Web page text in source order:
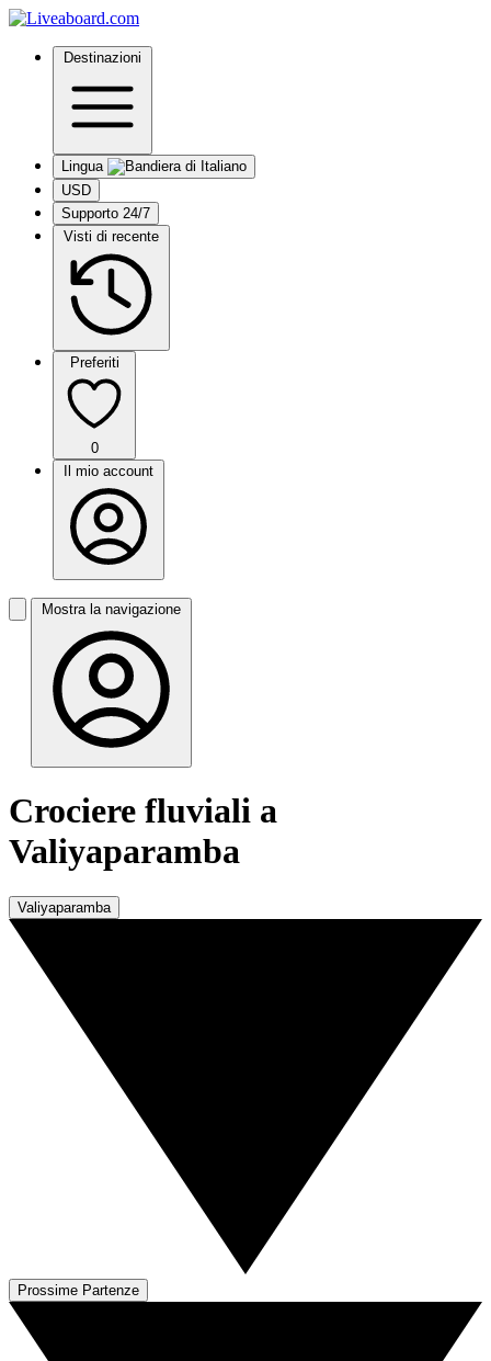
Destinazioni
Lingua
USD
Supporto 24/7
Visti di recente
Preferiti
0
Il mio account
Mostra la navigazione
Crociere fluviali a
Valiyaparamba
Valiyaparamba
Prossime Partenze